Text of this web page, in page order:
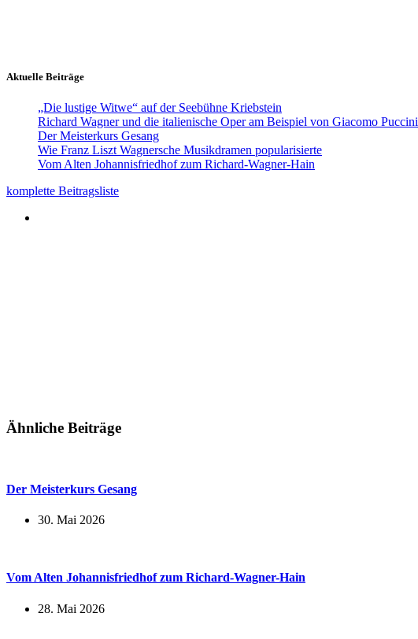
Aktuelle Beiträge
„Die lustige Witwe“ auf der Seebühne Kriebstein
Richard Wagner und die italienische Oper am Beispiel von Giacomo Puccini
Der Meisterkurs Gesang
Wie Franz Liszt Wagnersche Musikdramen popularisierte
Vom Alten Johannisfriedhof zum Richard-Wagner-Hain
komplette Beitragsliste
Ähnliche Beiträge
Der Meisterkurs Gesang
30. Mai 2026
Vom Alten Johannisfriedhof zum Richard-Wagner-Hain
28. Mai 2026